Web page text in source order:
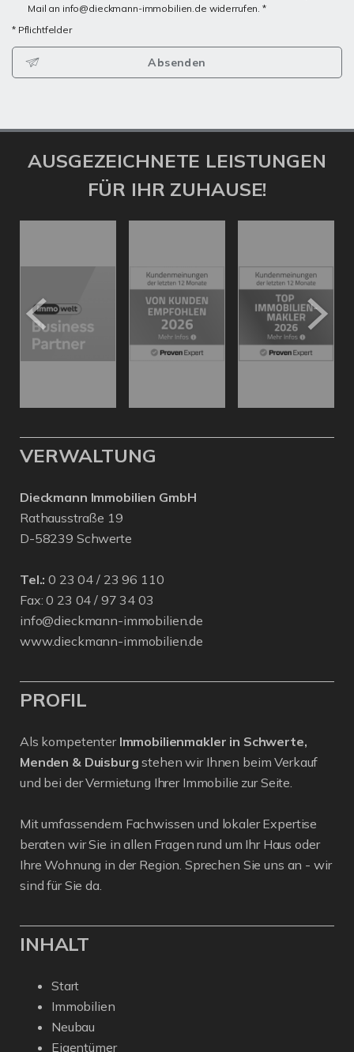
Mail an info@dieckmann-immobilien.de widerrufen. *
* Pflichtfelder
Absenden
AUSGEZEICHNETE LEISTUNGEN
FÜR IHR ZUHAUSE!
VERWALTUNG
Dieckmann Immobilien GmbH
Rathausstraße 19
D-58239 Schwerte
Tel.: 0 23 04 / 23 96 110
Fax: 0 23 04 / 97 34 03
info@dieckmann-immobilien.de
www.dieckmann-immobilien.de
PROFIL
Als kompetenter Immobilienmakler in Schwerte,
Menden & Duisburg stehen wir Ihnen beim Verkauf
und bei der Vermietung Ihrer Immobilie zur Seite.
Mit umfassendem Fachwissen und lokaler Expertise
beraten wir Sie in allen Fragen rund um Ihr Haus oder
Ihre Wohnung in der Region. Sprechen Sie uns an - wir
sind für Sie da.
INHALT
Start
Immobilien
Neubau
Eigentümer